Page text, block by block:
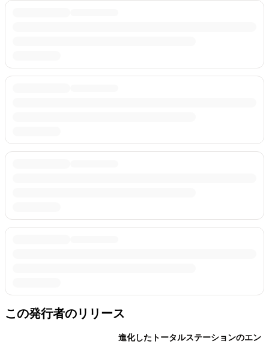
この発行者のリリース
進化したトータルステーションのエン